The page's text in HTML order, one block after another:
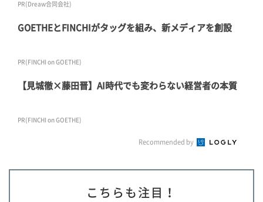
PR(Dreaw合同会社)
GOETHEとFINCHIがタッグを組み、新メディアを創設
PR(FINCHI on GOETHE)
【見城徹×藤田晋】AI時代でも変わらない経営者の本質
PR(FINCHI on GOETHE)
Recommended by
こちらも注目！